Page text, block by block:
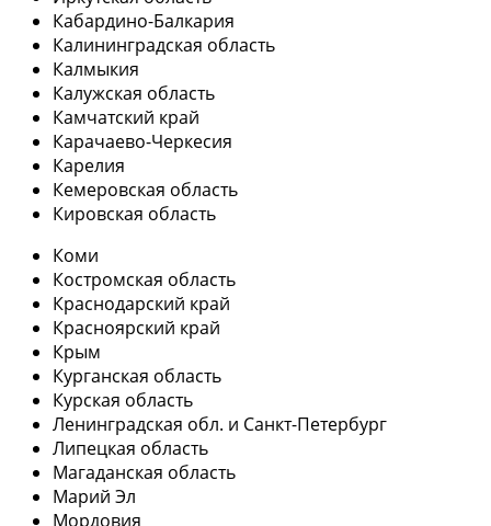
Кабардино-Балкария
Калининградская область
Калмыкия
Калужская область
Камчатский край
Карачаево-Черкесия
Карелия
Кемеровская область
Кировская область
Коми
Костромская область
Краснодарский край
Красноярский край
Крым
Курганская область
Курская область
Ленинградская обл. и Санкт-Петербург
Липецкая область
Магаданская область
Марий Эл
Мордовия